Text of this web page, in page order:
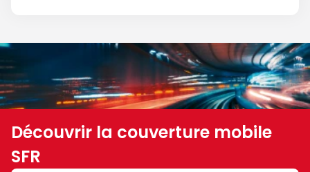
Découvrir la couverture mobile
SFR